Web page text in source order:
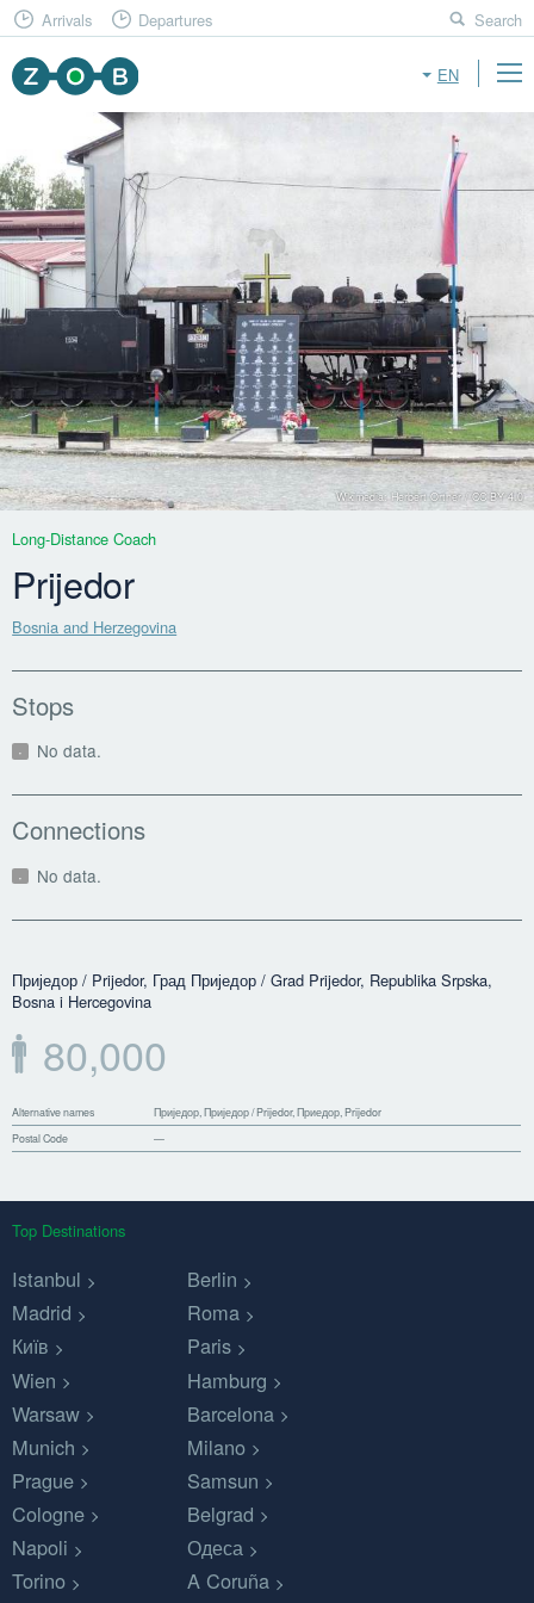
EN
Arrivals Departures Search
Wikimedia: Herbert Ortner / CC BY 4.0
Long-Distance Coach
Prijedor
Bosnia and Herzegovina
Stops
No data.
Connections
No data.
Приједор / Prijedor, Град Приједор / Grad Prijedor, Republika Srpska,
Bosna i Hercegovina
80,000
Alternative names
Приједор, Приједор / Prijedor, Приедор, Prijedor
Postal Code
—
Top Destinations
Istanbul
Berlin
Madrid
Roma
Київ
Paris
Wien
Hamburg
Warsaw
Barcelona
Munich
Milano
Prague
Samsun
Cologne
Belgrad
Napoli
Одеса
Torino
A Coruña